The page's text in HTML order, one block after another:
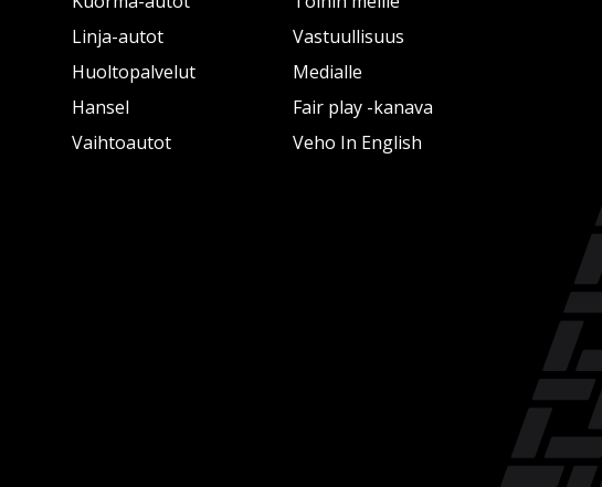
Linja-autot
Huoltopalvelut
Hansel
Vaihtoautot
Vastuullisuus
Medialle
Fair play -kanava
Veho In English